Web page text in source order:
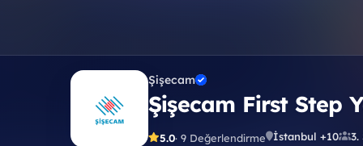
Şişecam
Şişecam First Step
5.0· 9 Değerlendirme İstanbul +10 3.